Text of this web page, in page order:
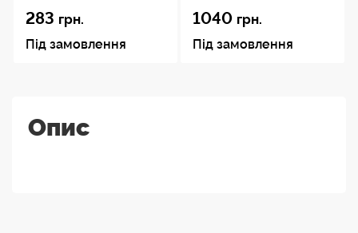
283 грн.
Під замовлення
1040 грн.
Під замовлення
Опис